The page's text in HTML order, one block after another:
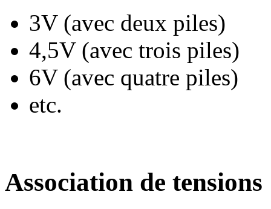
3V (avec deux piles)
4,5V (avec trois piles)
6V (avec quatre piles)
etc.
Association de tensions